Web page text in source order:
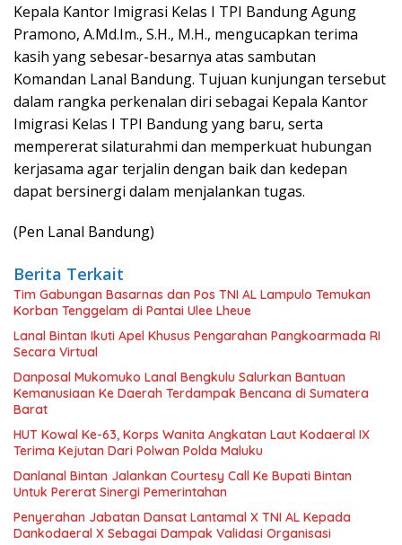
Kepala Kantor Imigrasi Kelas I TPI Bandung Agung
Pramono, A.Md.Im., S.H., M.H., mengucapkan terima
kasih yang sebesar-besarnya atas sambutan
Komandan Lanal Bandung. Tujuan kunjungan tersebut
dalam rangka perkenalan diri sebagai Kepala Kantor
Imigrasi Kelas I TPI Bandung yang baru, serta
mempererat silaturahmi dan memperkuat hubungan
kerjasama agar terjalin dengan baik dan kedepan
dapat bersinergi dalam menjalankan tugas.
(Pen Lanal Bandung)
Berita Terkait
Tim Gabungan Basarnas dan Pos TNI AL Lampulo Temukan
Korban Tenggelam di Pantai Ulee Lheue
Lanal Bintan Ikuti Apel Khusus Pengarahan Pangkoarmada RI
Secara Virtual
Danposal Mukomuko Lanal Bengkulu Salurkan Bantuan
Kemanusiaan Ke Daerah Terdampak Bencana di Sumatera
Barat
HUT Kowal Ke-63, Korps Wanita Angkatan Laut Kodaeral IX
Terima Kejutan Dari Polwan Polda Maluku
Danlanal Bintan Jalankan Courtesy Call Ke Bupati Bintan
Untuk Pererat Sinergi Pemerintahan
Penyerahan Jabatan Dansat Lantamal X TNI AL Kepada
Dankodaeral X Sebagai Dampak Validasi Organisasi